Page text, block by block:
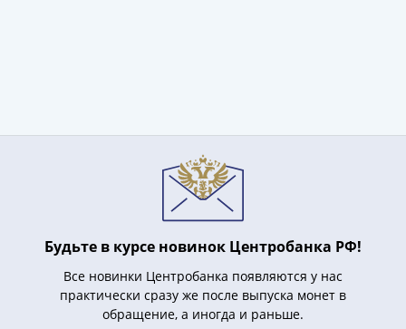
Будьте в курсе новинок Центробанка РФ!
Все новинки Центробанка появляются у нас
практически сразу же после выпуска монет в
обращение, а иногда и раньше.